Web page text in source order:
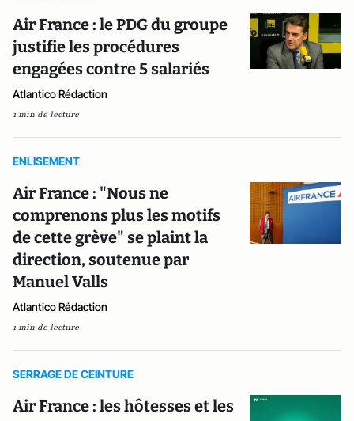
Air France : le PDG du groupe
justifie les procédures
engagées contre 5 salariés
Atlantico Rédaction
1 min de lecture
ENLISEMENT
Air France : "Nous ne
comprenons plus les motifs
de cette grève" se plaint la
direction, soutenue par
Manuel Valls
Atlantico Rédaction
1 min de lecture
SERRAGE DE CEINTURE
Air France : les hôtesses et les